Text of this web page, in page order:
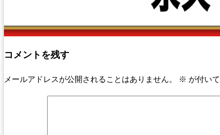
コメントを残す
メールアドレスが公開されることはありません。 ※ が付い